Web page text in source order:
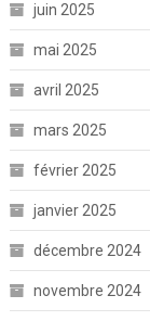
juin 2025
mai 2025
avril 2025
mars 2025
février 2025
janvier 2025
décembre 2024
novembre 2024